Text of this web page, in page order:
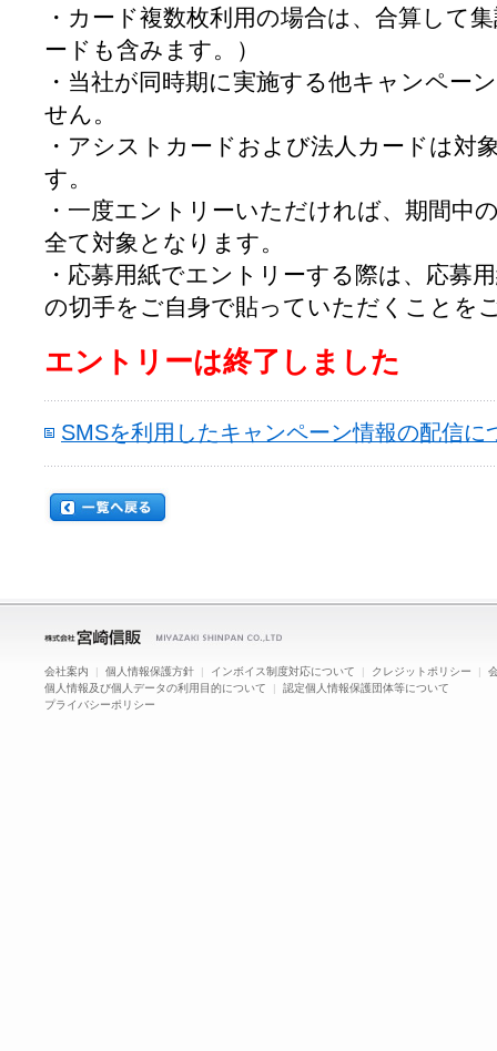
・カード複数枚利用の場合は、合算して
ードも含みます。）
・当社が同時期に実施する他キャンペー
せん。
・アシストカードおよび法人カードは対
す。
・一度エントリーいただければ、期間中
全て対象となります。
・応募用紙でエントリーする際は、応募
の切手をご自身で貼っていただくことを
エントリーは終了しました
SMSを利用したキャンペーン情報の配信に
会社案内 | 個人情報保護方針 | インボイス制度対応について | クレジットポリシー |
個人情報及び個人データの利用目的について | 認定個人情報保護団体等について
プライバシーポリシー